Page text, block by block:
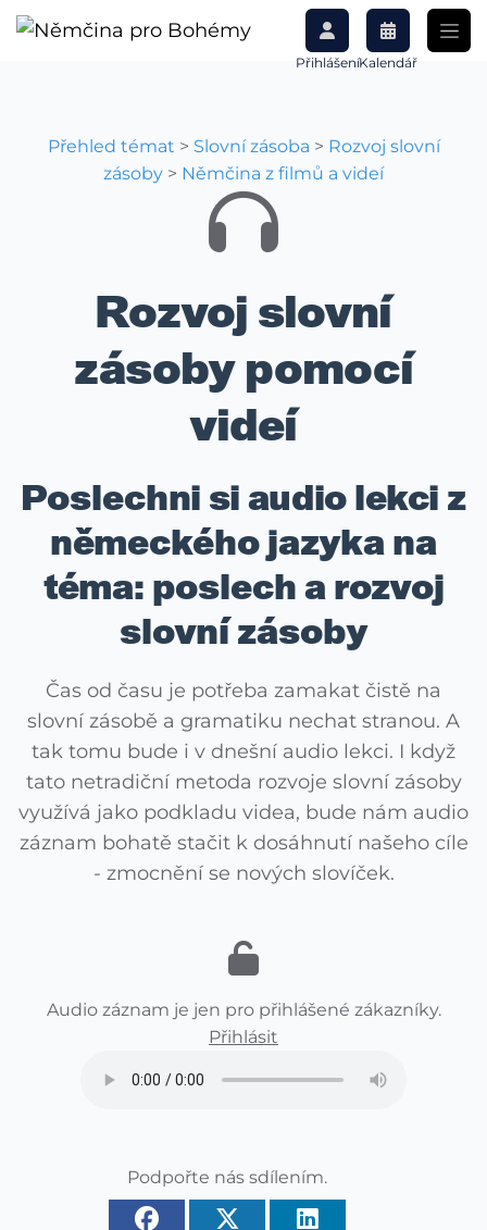
PřihlášeníKalendář
Přehled témat > Slovní zásoba > Rozvoj slovní
zásoby > Němčina z filmů a videí
Rozvoj slovní
zásoby pomocí
videí
Poslechni si audio lekci z
německého jazyka na
téma: poslech a rozvoj
slovní zásoby
Čas od času je potřeba zamakat čistě na
slovní zásobě a gramatiku nechat stranou. A
tak tomu bude i v dnešní audio lekci. I když
tato netradiční metoda rozvoje slovní zásoby
využívá jako podkladu videa, bude nám audio
záznam bohatě stačit k dosáhnutí našeho cíle
- zmocnění se nových slovíček.
Audio záznam je jen pro přihlášené zákazníky.
Přihlásit
Podpořte nás sdílením.